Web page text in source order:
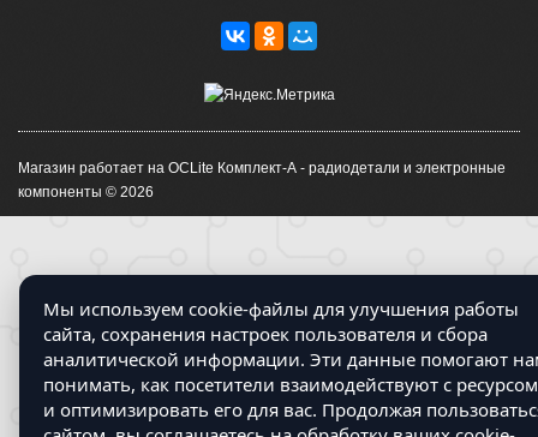
Магазин работает на OCLite Комплект-А - радиодетали и электронные
компоненты © 2026
Мы используем cookie-файлы для улучшения работы
сайта, сохранения настроек пользователя и сбора
аналитической информации. Эти данные помогают
понимать, как посетители взаимодействуют с
и оптимизировать его для вас. Продолжая